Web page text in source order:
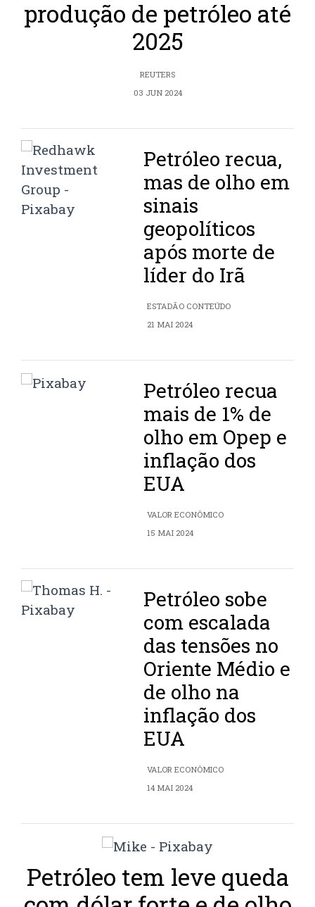
produção de petróleo até
2025
REUTERS
03 JUN 2024
Petróleo recua,
mas de olho em
sinais
geopolíticos
após morte de
líder do Irã
ESTADÃO CONTEÚDO
21 MAI 2024
Petróleo recua
mais de 1% de
olho em Opep e
inflação dos
EUA
VALOR ECONÔMICO
15 MAI 2024
Petróleo sobe
com escalada
das tensões no
Oriente Médio e
de olho na
inflação dos
EUA
VALOR ECONÔMICO
14 MAI 2024
Petróleo tem leve queda